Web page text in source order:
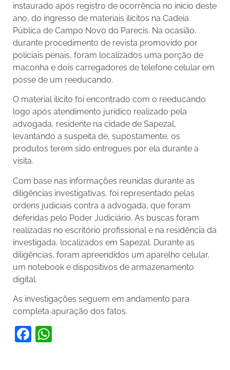
instaurado após registro de ocorrência no início deste
ano, do ingresso de materiais ilícitos na Cadeia
Pública de Campo Novo do Parecis. Na ocasião,
durante procedimento de revista promovido por
policiais penais, foram localizados uma porção de
maconha e dois carregadores de telefone celular em
posse de um reeducando.
O material ilícito foi encontrado com o reeducando
logo após atendimento jurídico realizado pela
advogada, residente na cidade de Sapezal,
levantando a suspeita de, supostamente, os
produtos terem sido entregues por ela durante a
visita.
Com base nas informações reunidas durante as
diligências investigativas, foi representado pelas
ordens judiciais contra a advogada, que foram
deferidas pelo Poder Judiciário. As buscas foram
realizadas no escritório profissional e na residência da
investigada, localizados em Sapezal. Durante as
diligências, foram apreendidos um aparelho celular,
um notebook e dispositivos de armazenamento
digital.
As investigações seguem em andamento para
completa apuração dos fatos.
Facebook